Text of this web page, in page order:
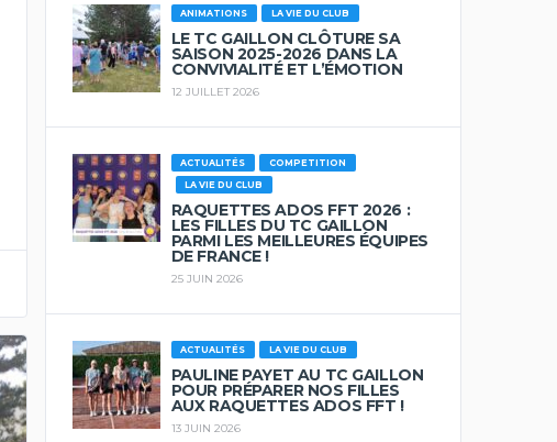
ANIMATIONS LA VIE DU CLUB
LE TC GAILLON CLÔTURE SA
SAISON 2025-2026 DANS LA
CONVIVIALITÉ ET L’ÉMOTION
12 JUILLET 2026
ACTUALITÉS
COMPETITION
LA VIE DU CLUB
RAQUETTES ADOS FFT 2026 :
LES FILLES DU TC GAILLON
PARMI LES MEILLEURES ÉQUIPES
DE FRANCE !
25 JUIN 2026
ACTUALITÉS LA VIE DU CLUB
PAULINE PAYET AU TC GAILLON
POUR PRÉPARER NOS FILLES
AUX RAQUETTES ADOS FFT !
13 JUIN 2026